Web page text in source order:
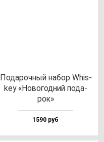
Пода­роч­ный на­бор Whis­
key «Ново­год­ний по­да­
рок»
1590 руб